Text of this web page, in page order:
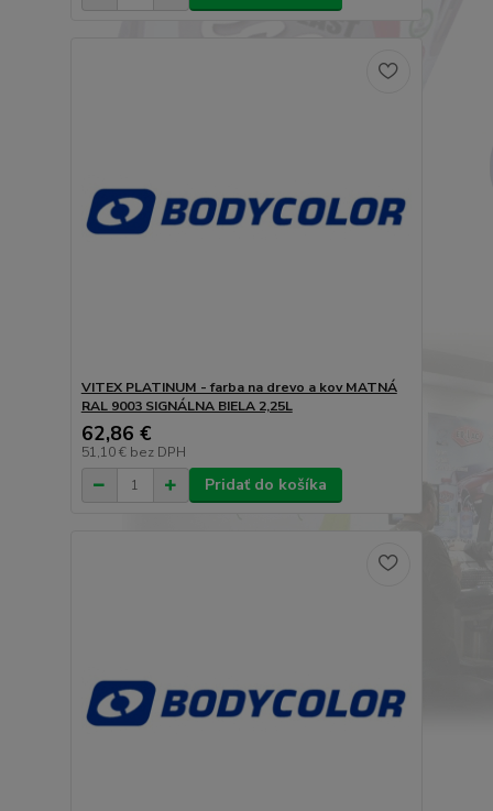
VITEX PLATINUM - farba na drevo a kov MATNÁ
RAL 9003 SIGNÁLNA BIELA 2,25L
62,86 €
51,10 € bez DPH
Pridať do košíka